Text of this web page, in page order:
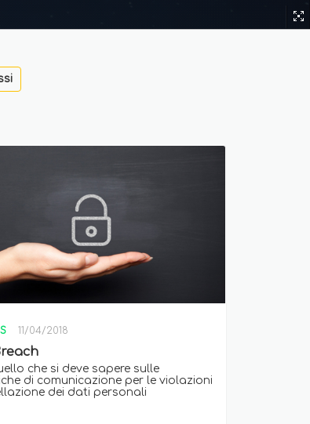
11/04/2018
che si deve sapere sulle
di comunicazione per le violazioni
dei dati personali